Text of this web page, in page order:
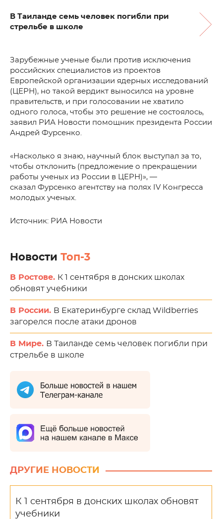
В Таиланде семь человек погибли при
стрельбе в школе
Зарубежные ученые были против исключения
российских специалистов из проектов
Европейской организации ядерных исследований
(ЦЕРН), но такой вердикт выносился на уровне
правительств, и при голосовании не хватило
одного голоса, чтобы это решение не состоялось,
заявил РИА Новости помощник президента России
Андрей Фурсенко.
«Насколько я знаю, научный блок выступал за то,
чтобы отклонить (предложение о прекращении
работы ученых из России в ЦЕРН)», —
сказал Фурсенко агентству на полях IV Конгресса
молодых ученых.
Источник: РИА Новости
Новости Топ-3
В Ростове. К 1 сентября в донских школах
обновят учебники
В России. В Екатеринбурге склад Wildberries
загорелся после атаки дронов
В Мире. В Таиланде семь человек погибли при
стрельбе в школе
ДРУГИЕ НОВОСТИ
К 1 сентября в донских школах обновят
учебники